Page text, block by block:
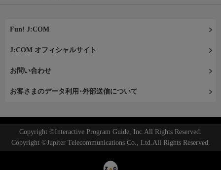
Fun! J:COM
J:COM オフィシャルサイト
お問い合わせ
お客さまのデータ利用･外部送信について
Copyright ©Interactive Program Guide, Inc.All Rights Reserved.
Copyright ©Jupiter Telecommunications Co., Ltd.All Rights Reserved.